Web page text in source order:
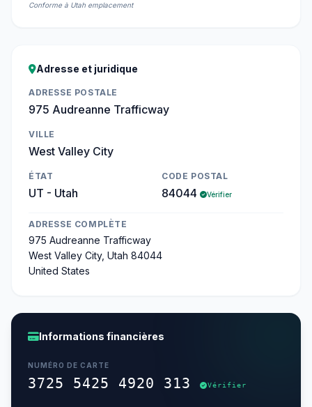
Conforme à Utah emplacement
Adresse et juridique
ADRESSE POSTALE
975 Audreanne Trafficway
VILLE
West Valley City
ÉTAT
UT - Utah
CODE POSTAL
84044 Vérifier
ADRESSE COMPLÈTE
975 Audreanne Trafficway
West Valley City, Utah 84044
United States
Informations financières
NUMÉRO DE CARTE
3725 5425 4920 313 Vérifier